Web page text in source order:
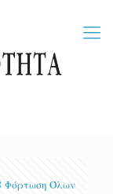
Φόρτωση Όλων